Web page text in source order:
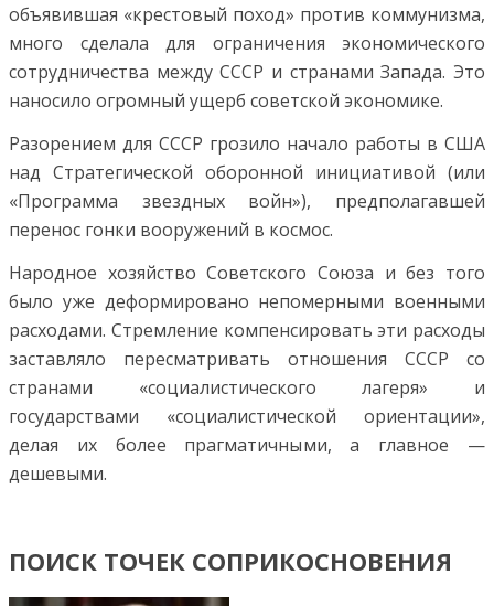
объявившая «крестовый поход» против коммунизма,
много сделала для ограничения экономического
сотрудничества между СССР и странами Запада. Это
наносило огромный ущерб советской экономике.
Разорением для СССР грозило начало работы в США
над Стратегической оборонной инициативой (или
«Программа звездных войн»), предполагавшей
перенос гонки вооружений в космос.
Народное хозяйство Советского Союза и без того
было уже деформировано непомерными военными
расходами. Стремление компенсировать эти расходы
заставляло пересматривать отношения СССР со
странами «социалистического лагеря» и
государствами «социалистической ориентации»,
делая их более прагматичными, а главное —
дешевыми.
ПОИСК ТОЧЕК СОПРИКОСНОВЕНИЯ